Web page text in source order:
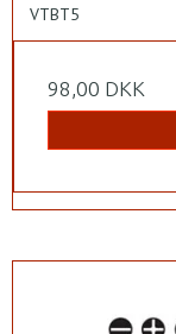
VTBT5
98,00 DKK